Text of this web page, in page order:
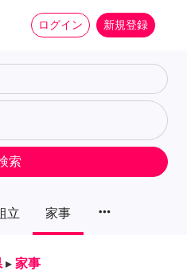
ログイン 新規登録
立 家事 more_horiz
索
▸ 家事